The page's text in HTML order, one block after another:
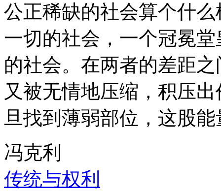
公正稀缺的社会算个什
一切的社会，一个冠冕
的社会。在两者的差距
又被无情地压缩，积压
旦找到薄弱部位，这股
冯克利
传统与权利